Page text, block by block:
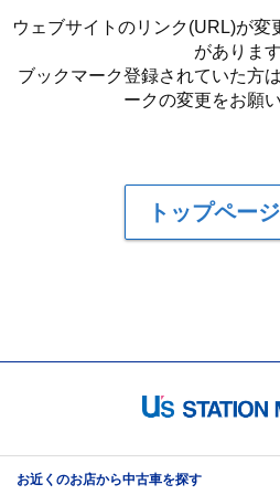
ウェブサイトのリンク(URL)が変
があります
ブックマーク登録されていた方
ークの変更をお願
トップペー
お近くのお店から中古車を探す